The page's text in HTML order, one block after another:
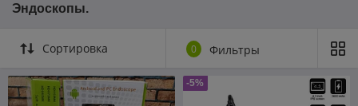
Эндоскопы.
Сортировка 0 Фильтры
-5%